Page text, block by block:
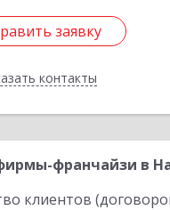
заявку
контакты
заявку
Назад
франчайзи в
клиентов